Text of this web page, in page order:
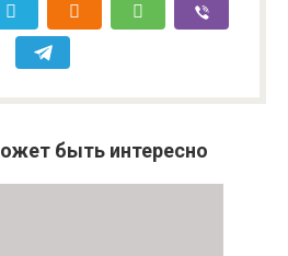
быть интересно